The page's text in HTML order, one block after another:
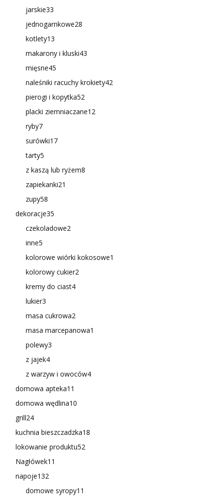
jarskie33
jednogarnkowe28
kotlety13
makarony i kluski43
mięsne45
naleśniki racuchy krokiety42
pierogi i kopytka52
placki ziemniaczane12
ryby7
surówki17
tarty5
z kaszą lub ryżem8
zapiekanki21
zupy58
dekoracje35
czekoladowe2
inne5
kolorowe wiórki kokosowe1
kolorowy cukier2
kremy do ciast4
lukier3
masa cukrowa2
masa marcepanowa1
polewy3
z jajek4
z warzyw i owoców4
domowa apteka11
domowa wędlina10
grill24
kuchnia bieszczadzka18
lokowanie produktu52
Nagłówek11
napoje132
domowe syropy11